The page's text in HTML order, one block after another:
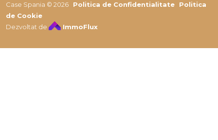
Case Spania © 2026 Politica de Confidentialitate
Politica
de Cookie
Dezvoltat de
ImmoFlux